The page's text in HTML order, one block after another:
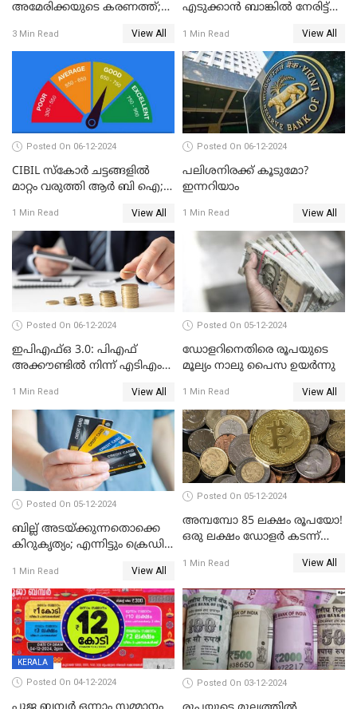
അമേരിക്കയുടെ കരണത്ത്;
3 Min Read View All
എടുക്കാൻ ബാങ്കിൽ നേരിട്ട്
ചെയ്തുകൂടേ?
1 Min Read View All
Posted On 06-12-2024
CIBIL സ്കോർ ചട്ടങ്ങളിൽ
മാറ്റം വരുത്തി ആർ ബി ഐ;
ലോൺ എടുത്തവരും
അറിഞ്ഞിരിക്കേണ്ട
കാര്യങ്ങൾ
1 Min Read View All
Posted On 06-12-2024
പലിശനിരക്ക് കൂടുമോ?
ഇന്നറിയാം
1 Min Read View All
Posted On 06-12-2024
ഇപിഎഫ്ഒ 3.0: പിഎഫ്
അക്കൗണ്ടിൽ നിന്ന് എടിഎം
1 Min Read View All
Posted On 05-12-2024
ഡോളറിനെതിരെ രൂപയുടെ
മൂല്യം നാലു പൈസ ഉയര്‍ന്നു
1 Min Read View All
Posted On 05-12-2024
ബില്ല് അടയ്ക്കുന്നതൊക്കെ
കിറുകൃത്യം; എന്നിട്ടും ക്രെഡിറ്റ്
കൂടുന്നില്ലേ? കാരണം ഇതാണ്
1 Min Read View All
Posted On 05-12-2024
അമ്പമ്പോ 85 ലക്ഷം രൂപയോ!
ഒരു ലക്ഷം ഡോളർ കടന്ന്
1 Min Read View All
KERALA
Posted On 04-12-2024 Posted On 03-12-2024